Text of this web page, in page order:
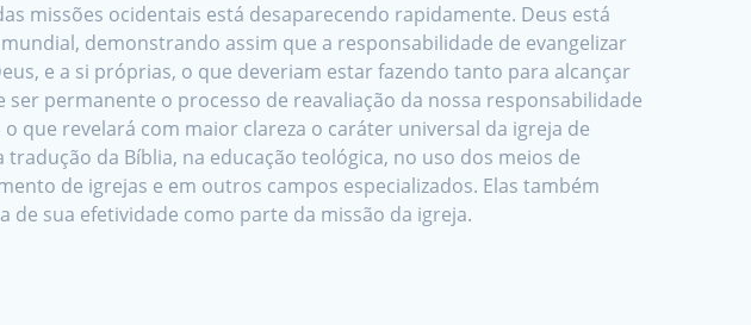
missões ocidentais está desaparecendo rapidamente. Deus está
demonstrando assim que a responsabilidade de evangelizar
e a si próprias, o que deveriam estar fazendo tanto para alcançar
permanente o processo de reavaliação da nossa responsabilidade
que revelará com maior clareza o caráter universal da igreja de
da Bíblia, na educação teológica, no uso dos meios de
de igrejas e em outros campos especializados. Elas também
sua efetividade como parte da missão da igreja.